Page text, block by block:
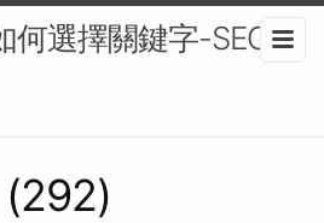
何選擇關鍵字-SEO策